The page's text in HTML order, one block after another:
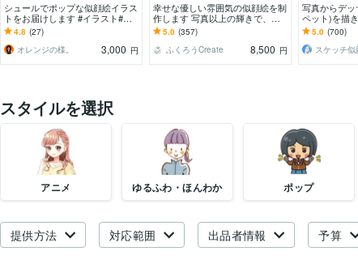
シュールでポップな似顔絵イラス
トをお届けします #イラスト#似
顔絵#アイコン#SNS#オシャレ
4.8 (27)
オレンジの様。
3,000 円
幸せな優しい雰囲気の似顔絵を制
作します 写真以上の輝きで、心
に響くアートを
5.0 (357)
ふくろうCreate
8,500 円
写真からデ
ペット)を描
画・パステル
せ・原画郵送
5.0 (700)
スケッチ
スタイルを選択
アニメ ゆるふわ・ほんわか ポップ
提供方法 対応範囲 出品者情報 予算